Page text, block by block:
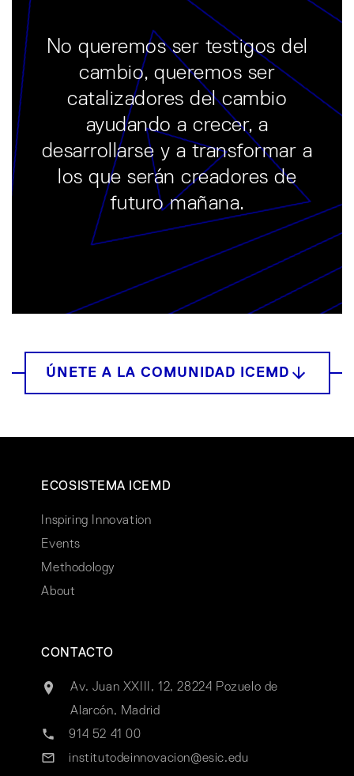
No queremos ser testigos del
cambio, queremos ser
catalizadores del cambio
ayudando a crecer, a
desarrollarse y a transformar a
los que serán creadores de
futuro mañana.
ECOSISTEMA ICEMD
Inspiring Innovation
Events
Methodology
About
CONTACTO
Av. Juan XXIII, 12, 28224 Pozuelo de
Alarcón, Madrid
914 52 41 00
institutodeinnovacion@esic.edu